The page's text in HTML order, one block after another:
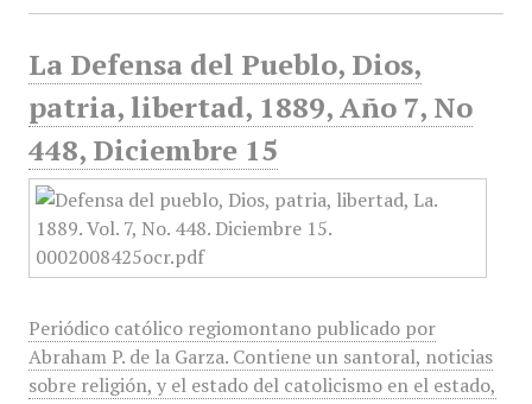
La Defensa del Pueblo, Dios,
patria, libertad, 1889, Año 7, No
448, Diciembre 15
Periódico católico regiomontano publicado por
Abraham P. de la Garza. Contiene un santoral, noticias
sobre religión, y el estado del catolicismo en el estado,